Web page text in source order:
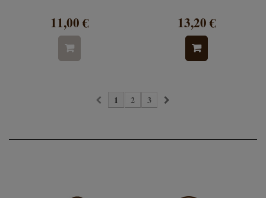
11,00 € 13,20 €
1 2 3